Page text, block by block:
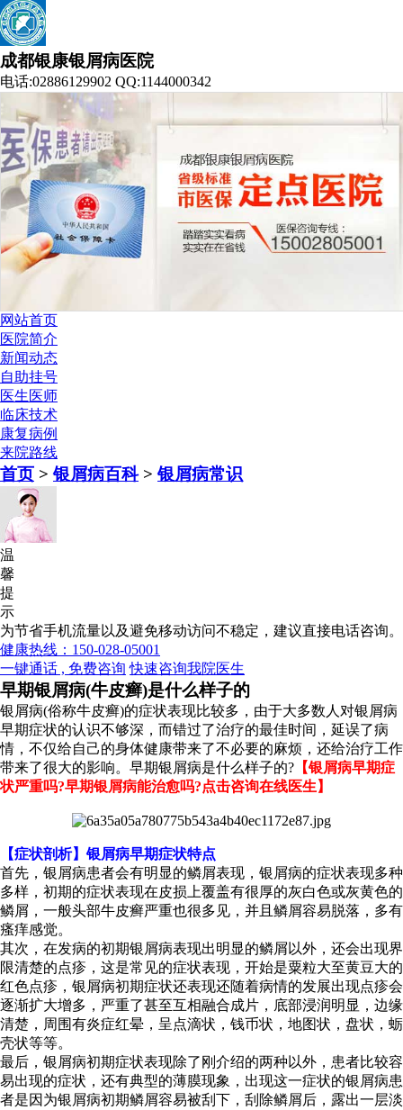
成都银康银屑病医院
电话:02886129902 QQ:1144000342
网站首页
医院简介
新闻动态
自助挂号
医生医师
临床技术
康复病例
来院路线
首页 >银屑病百科>银屑病常识
温
馨
提
示
为节省手机流量以及避免移动访问不稳定，建议直接电话咨询。
健康热线：150-028-05001
一键通话 , 免费咨询 快速咨询我院医生
早期银屑病(牛皮癣)是什么样子的
银屑病(俗称牛皮癣)的症状表现比较多，由于大多数人对银屑病
早期症状的认识不够深，而错过了治疗的最佳时间，延误了病
情，不仅给自己的身体健康带来了不必要的麻烦，还给治疗工作
带来了很大的影响。早期银屑病是什么样子的? 【银屑病早期症
状严重吗?早期银屑病能治愈吗?点击咨询在线医生】
【症状剖析】银屑病早期症状特点
首先，银屑病患者会有明显的鳞屑表现，银屑病的症状表现多种
多样，初期的症状表现在皮损上覆盖有很厚的灰白色或灰黄色的
鳞屑，一般头部牛皮癣严重也很多见，并且鳞屑容易脱落，多有
瘙痒感觉。
其次，在发病的初期银屑病表现出明显的鳞屑以外，还会出现界
限清楚的点疹，这是常见的症状表现，开始是粟粒大至黄豆大的
红色点疹，银屑病初期症状还表现还随着病情的发展出现点疹会
逐渐扩大增多，严重了甚至互相融合成片，底部浸润明显，边缘
清楚，周围有炎症红晕，呈点滴状，钱币状，地图状，盘状，蛎
壳状等等。
最后，银屑病初期症状表现除了刚介绍的两种以外，患者比较容
易出现的症状，还有典型的薄膜现象，出现这一症状的银屑病患
者是因为银屑病初期鳞屑容易被刮下，刮除鳞屑后，露出一层淡